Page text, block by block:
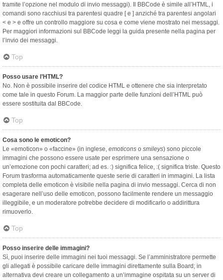
tramite l’opzione nel modulo di invio messaggi). Il BBCode è simile all’HTML, i
comandi sono racchiusi tra parentesi quadre [ e ] anziché tra parentesi angolari
< e > e offre un controllo maggiore su cosa e come viene mostrato nei messaggi.
Per maggiori informazioni sul BBCode leggi la guida presente nella pagina per
l’invio dei messaggi.
Top
Posso usare l’HTML?
No. Non è possibile inserire del codice HTML e ottenere che sia interpretato
come tale in questo Forum. La maggior parte delle funzioni dell’HTML può
essere sostituita dal BBCode.
Top
Cosa sono le emoticon?
Le «emoticon» o «faccine» (in inglese, emoticons o smileys) sono piccole
immagini che possono essere usate per esprimere una sensazione o
un’emozione con pochi caratteri; ad es. :) significa felice, :( significa triste. Questo
Forum trasforma automaticamente queste serie di caratteri in immagini. La lista
completa delle emoticon è visibile nella pagina di invio messaggi. Cerca di non
esagerare nell’uso delle emoticon, possono facilmente rendere un messaggio
illeggibile, e un moderatore potrebbe decidere di modificarlo o addirittura
rimuoverlo.
Top
Posso inserire delle immagini?
Sì, puoi inserire delle immagini nei tuoi messaggi. Se l’amministratore permette
gli allegati è possibile caricare delle immagini direttamente sulla Board; in
alternativa devi creare un collegamento a un’immagine ospitata su un server di